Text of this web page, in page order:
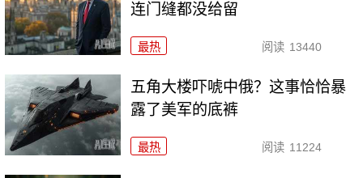
连门缝都没给留
最热 阅读 13440
五角大楼吓唬中俄？这事恰恰暴
露了美军的底裤
最热 阅读 11224